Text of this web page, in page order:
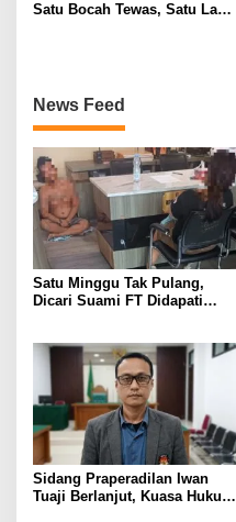
Satu Bocah Tewas, Satu Lagi
News Feed
Satu Minggu Tak Pulang,
Dicari Suami FT Didapati
Sidang Praperadilan Iwan
Tuaji Berlanjut, Kuasa Hukum